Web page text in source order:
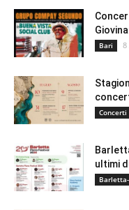
Bari 8
Concerti
ultimi